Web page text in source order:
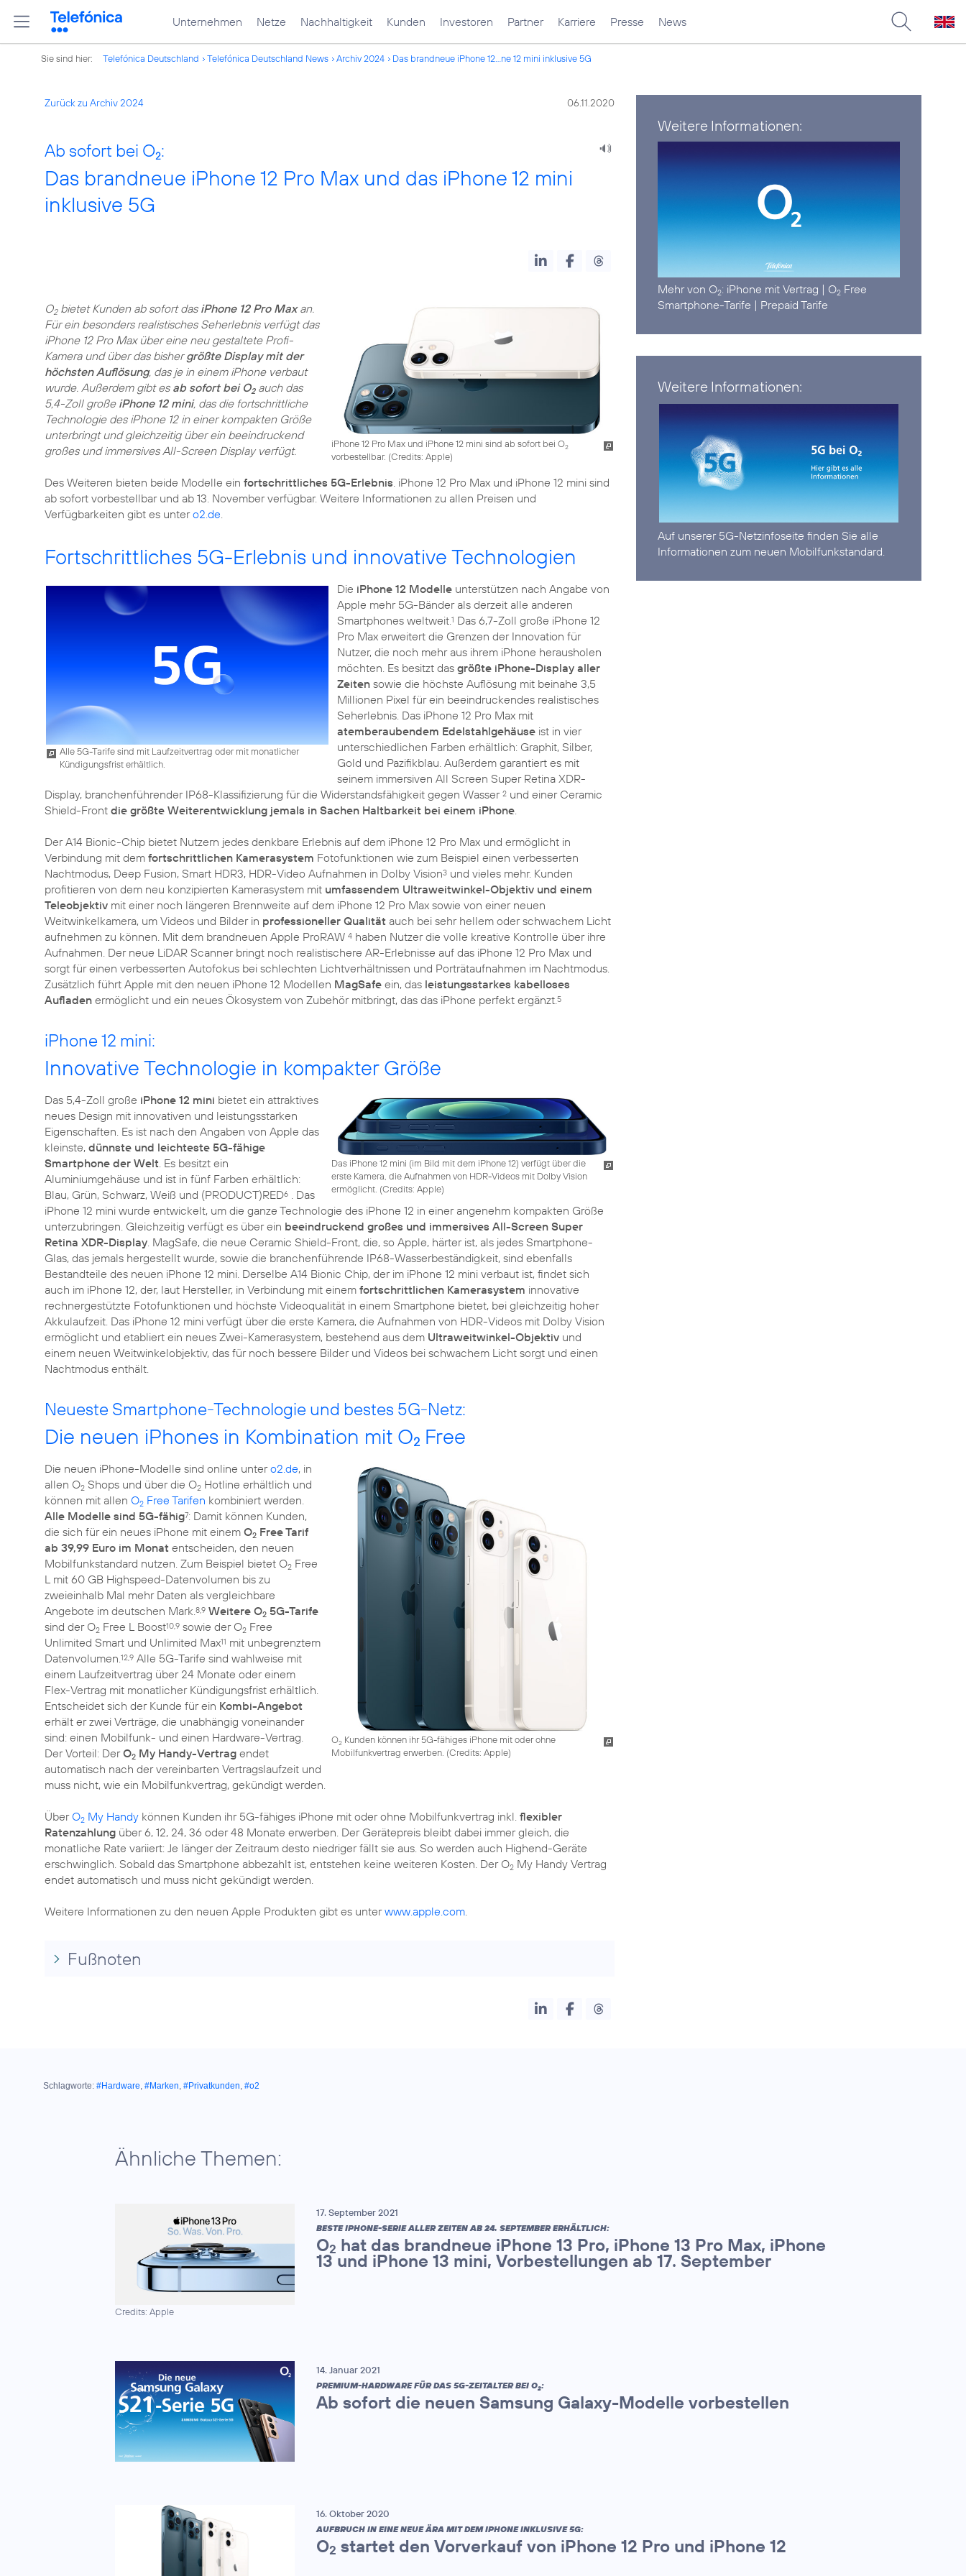
Unternehmen Netze Nachhaltigkeit Kunden Investoren Partner Karriere Presse News
Sie sind hier: Telefónica Deutschland Telefónica Deutschland News Archiv 2024 Das brandneue iPhone 12...ne 12 mini inklusive 5G
Zurück zu Archiv 2024 06.11.2020
Ab sofort bei O2:
Das brandneue iPhone 12 Pro Max und das iPhone 12 mini
inklusive 5G
iPhone 12 Pro Max und iPhone 12 mini sind ab sofort bei O2
vorbestellbar. (Credits: Apple)
O2bietet Kunden ab sofort das iPhone 12 Pro Maxan.
Für ein besonders realistisches Seherlebnis verfügt das
iPhone 12 Pro Max über eine neu gestaltete Profi-
Kamera und über das bishergrößte Display mit der
höchsten Auflösung, das je in einem iPhone verbaut
wurde. Außerdem gibt es ab sofort bei O2auch das
5,4-Zoll große iPhone 12 mini, das die fortschrittliche
Technologie des iPhone 12 in einer kompakten Größe
unterbringt und gleichzeitig über ein beeindruckend
großes und immersives All-Screen Display verfügt.
Des Weiteren bieten beide Modelle ein fortschrittliches 5G-Erlebnis. iPhone 12 Pro Max und iPhone 12 mini sind
ab sofort vorbestellbar und ab 13. November verfügbar. Weitere Informationen zu allen Preisen und
Verfügbarkeiten gibt es untero2.de.
Fortschrittliches 5G-Erlebnis und innovative Technologien
Alle 5G-Tarife sind mit Laufzeitvertrag oder mit monatlicher
Kündigungsfrist erhältlich.
Die iPhone 12 Modelleunterstützen nach Angabe von
Apple mehr 5G-Bänder als derzeit alle anderen
Smartphones weltweit.1 Das 6,7-Zoll große iPhone 12
Pro Max erweitert die Grenzen der Innovation für
Nutzer, die noch mehr aus ihrem iPhone herausholen
möchten. Es besitzt das größte iPhone-Display aller
Zeitensowie die höchste Auflösung mit beinahe 3,5
Millionen Pixel für ein beeindruckendes realistisches
Seherlebnis. Das iPhone 12 Pro Max mit
atemberaubendem Edelstahlgehäuseist in vier
unterschiedlichen Farben erhältlich: Graphit, Silber,
Gold und Pazifikblau. Außerdem garantiert es mit
seinem immersiven All Screen Super Retina XDR-
Display, branchenführender IP68-Klassifizierung für die Widerstandsfähigkeit gegen Wasser 2 und einer Ceramic
Shield-Front die größte Weiterentwicklung jemals in Sachen Haltbarkeit bei einem iPhone.
Der A14 Bionic-Chip bietet Nutzern jedes denkbare Erlebnis auf dem iPhone 12 Pro Max und ermöglicht in
Verbindung mit dem fortschrittlichen Kamerasystem Fotofunktionen wie zum Beispiel einen verbesserten
Nachtmodus, Deep Fusion, Smart HDR3, HDR-Video Aufnahmen in Dolby Vision3 und vieles mehr. Kunden
profitieren von dem neu konzipierten Kamerasystem mit umfassendem Ultraweitwinkel-Objektiv und einem
Teleobjektiv mit einer noch längeren Brennweite auf dem iPhone 12 Pro Max sowie von einer neuen
Weitwinkelkamera, um Videos und Bilder in professioneller Qualität auch bei sehr hellem oder schwachem Licht
aufnehmen zu können. Mit dem brandneuen Apple ProRAW 4 haben Nutzer die volle kreative Kontrolle über ihre
Aufnahmen. Der neue LiDAR Scanner bringt noch realistischere AR-Erlebnisse auf das iPhone 12 Pro Max und
sorgt für einen verbesserten Autofokus bei schlechten Lichtverhältnissen und Porträtaufnahmen im Nachtmodus.
Zusätzlich führt Apple mit den neuen iPhone 12 Modellen MagSafe ein, das leistungsstarkes kabelloses
Aufladen ermöglicht und ein neues Ökosystem von Zubehör mitbringt, das das iPhone perfekt ergänzt.5
iPhone 12 mini:
Innovative Technologie in kompakter Größe
Das iPhone 12 mini (im Bild mit dem iPhone 12) verfügt über die
erste Kamera, die Aufnahmen von HDR-Videos mit Dolby Vision
ermöglicht. (Credits: Apple)
Das 5,4-Zoll große iPhone 12 mini bietet ein attraktives
neues Design mit innovativen und leistungsstarken
Eigenschaften. Es ist nach den Angaben von Apple das
kleinste, dünnste und leichteste 5G-fähige
Smartphone der Welt. Es besitzt ein
Aluminiumgehäuse und ist in fünf Farben erhältlich:
Blau, Grün, Schwarz, Weiß und (PRODUCT)RED6 . Das
iPhone 12 mini wurde entwickelt, um die ganze Technologie des iPhone 12 in einer angenehm kompakten Größe
unterzubringen. Gleichzeitig verfügt es über ein beeindruckend großes und immersives All-Screen Super
Retina XDR-Display. MagSafe, die neue Ceramic Shield-Front, die, so Apple, härter ist, als jedes Smartphone-
Glas, das jemals hergestellt wurde, sowie die branchenführende IP68-Wasserbeständigkeit, sind ebenfalls
Bestandteile des neuen iPhone 12 mini. Derselbe A14 Bionic Chip, der im iPhone 12 mini verbaut ist, findet sich
auch im iPhone 12, der, laut Hersteller, in Verbindung mit einem fortschrittlichen Kamerasystem innovative
rechnergestützte Fotofunktionen und höchste Videoqualität in einem Smartphone bietet, bei gleichzeitig hoher
Akkulaufzeit. Das iPhone 12 mini verfügt über die erste Kamera, die Aufnahmen von HDR-Videos mit Dolby Vision
ermöglicht und etabliert ein neues Zwei-Kamerasystem, bestehend aus dem Ultraweitwinkel-Objektiv und
einem neuen Weitwinkelobjektiv, das für noch bessere Bilder und Videos bei schwachem Licht sorgt und einen
Nachtmodus enthält.
Neueste Smartphone-Technologie und bestes 5G-Netz:
Die neuen iPhones in Kombination mit O2 Free
O2Kunden können ihr 5G-fähiges iPhone mit oder ohne
Mobilfunkvertrag erwerben. (Credits: Apple)
Die neuen iPhone-Modelle sind online untero2.de, in
allen O2 Shops und über die O2 Hotline erhältlich und
können mit allen O2 Free Tarifen kombiniert werden.
Alle Modelle sind 5G-fähig7: Damit können Kunden,
die sich für ein neues iPhone mit einem O2 Free Tarif
ab 39,99 Euro im Monat entscheiden, den neuen
Mobilfunkstandard nutzen. Zum Beispiel bietet O2 Free
L mit 60 GB Highspeed-Datenvolumen bis zu
zweieinhalb Mal mehr Daten als vergleichbare
Angebote im deutschen Mark.8,9 Weitere O2 5G-Tarife
sind der O2 Free L Boost10,9 sowie der O2 Free
Unlimited Smart und Unlimited Max11 mit unbegrenztem
Datenvolumen.12,9 Alle 5G-Tarife sind wahlweise mit
einem Laufzeitvertrag über 24 Monate oder einem
Flex-Vertrag mit monatlicher Kündigungsfrist erhältlich.
Entscheidet sich der Kunde für ein Kombi-Angebot
erhält er zwei Verträge, die unabhängig voneinander
sind: einen Mobilfunk- und einen Hardware-Vertrag.
Der Vorteil: DerO2 My Handy-Vertrag endet
automatisch nach der vereinbarten Vertragslaufzeit und
muss nicht, wie ein Mobilfunkvertrag, gekündigt werden.
ÜberO2 My Handy können Kunden ihr 5G-fähiges iPhone mit oder ohne Mobilfunkvertrag inkl. flexibler
Ratenzahlung über 6, 12, 24, 36 oder 48 Monate erwerben. Der Gerätepreis bleibt dabei immer gleich, die
monatliche Rate variiert: Je länger der Zeitraum desto niedriger fällt sie aus. So werden auch Highend-Geräte
erschwinglich. Sobald das Smartphone abbezahlt ist, entstehen keine weiteren Kosten. Der O2 My Handy Vertrag
endet automatisch und muss nicht gekündigt werden.
Weitere Informationen zu den neuen Apple Produkten gibt es unterwww.apple.com.
Fußnoten
Weitere Informationen:
Mehr von O2: iPhone mit Vertrag | O2 Free
Smartphone-Tarife | Prepaid Tarife
Weitere Informationen:
Auf unserer 5G-Netzinfoseite finden Sie alle
Informationen zum neuen Mobilfunkstandard.
Schlagworte: #Hardware, #Marken, #Privatkunden, #o2
Ähnliche Themen:
Credits: Apple
17. September 2021
BESTE IPHONE-SERIE ALLER ZEITEN AB 24. SEPTEMBER ERHÄLTLICH:
O2 hat das brandneue iPhone 13 Pro, iPhone 13 Pro Max, iPhone
13 und iPhone 13 mini, Vorbestellungen ab 17. September
14. Januar 2021
PREMIUM-HARDWARE FÜR DAS 5G-ZEITALTER BEI O2:
Ab sofort die neuen Samsung Galaxy-Modelle vorbestellen
16. Oktober 2020
AUFBRUCH IN EINE NEUE ÄRA MIT DEM IPHONE INKLUSIVE 5G:
O2 startet den Vorverkauf von iPhone 12 Pro und iPhone 12